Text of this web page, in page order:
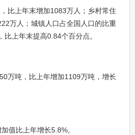
比上年末增加1083万人；乡村常住
万人；城镇人口占全国人口的比重
比上年末提高0.84个百分点。
万吨，比上年增加1109万吨，增长
值比上年增长5.8%。